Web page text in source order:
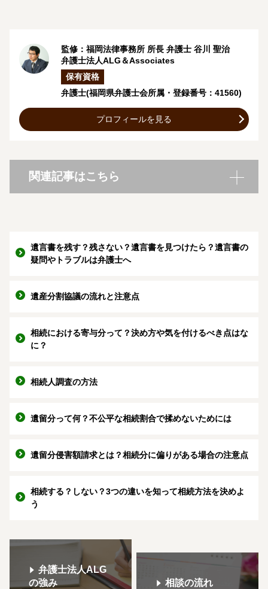
監修：福岡法律事務所 所長 弁護士 谷川 聖治
弁護士法人ALG＆Associates
保有資格
弁護士(福岡県弁護士会所属・登録番号：41560)
プロフィールを見る
関連記事はこちら
遺言書を残す？残さない？遺言書を見つけたら？遺言書の
疑問やトラブルは弁護士へ
遺産分割協議の流れと注意点
相続における寄与分って？決め方や気を付けるべき点はな
に？
相続人調査の方法
遺留分って何？不公平な相続割合で揉めないためには
遺留分侵害額請求とは？相続分に偏りがある場合の注意点
相続する？しない？3つの違いを知って相続方法を決めよ
う
弁護士法人ALG
の強み
相談の流れ